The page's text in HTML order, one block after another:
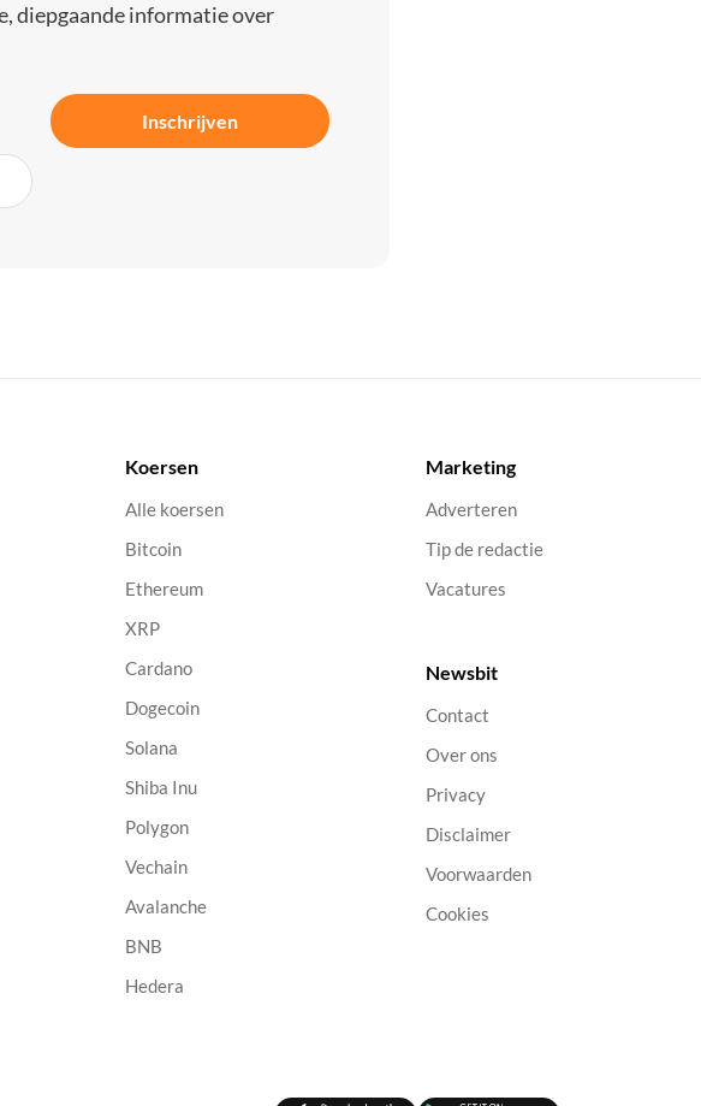
diepgaande informatie over
Inschrijven
Koersen
Alle koersen
Bitcoin
Ethereum
XRP
Cardano
Dogecoin
Solana
Shiba Inu
Polygon
Vechain
Avalanche
BNB
Hedera
Marketing
Adverteren
Tip de redactie
Vacatures
Newsbit
Contact
Over ons
Privacy
Disclaimer
Voorwaarden
Cookies